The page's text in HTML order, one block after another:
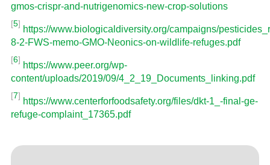
gmos-crispr-and-nutrigenomics-new-crop-solutions
[5]
https://www.biologicaldiversity.org/campaigns/
8-2-FWS-memo-GMO-Neonics-on-wildlife-refuges.pdf
[6]
https://www.peer.org/wp-
content/uploads/2019/09/4_2_19_Documents_linking.pdf
[7]
https://www.centerforfoodsafety.org/files/dkt-1_-final-ge-
refuge-complaint_17365.pdf